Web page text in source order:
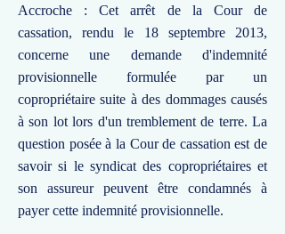
Accroche : Cet arrêt de la Cour de
cassation, rendu le 18 septembre 2013,
concerne une demande d'indemnité
provisionnelle formulée par un
copropriétaire suite à des dommages causés
à son lot lors d'un tremblement de terre. La
question posée à la Cour de cassation est de
savoir si le syndicat des copropriétaires et
son assureur peuvent être condamnés à
payer cette indemnité provisionnelle.